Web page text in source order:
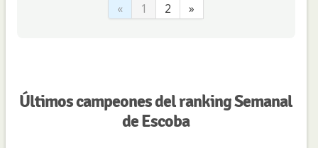
« 1 2 »
Últimos campeones del ranking Semanal
de Escoba